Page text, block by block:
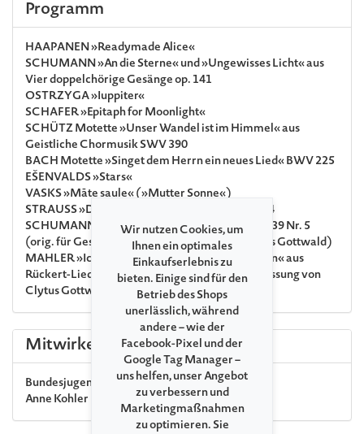
Programm
HAAPANEN»Readymade Alice«
SCHUMANN»An die Sterne« und »Ungewisses Licht« aus
Vier doppelchörige Gesänge op. 141
OSTRZYGA»Iuppiter«
SCHAFER»Epitaph for Moonlight«
SCHÜTZMotette »Unser Wandel ist im Himmel« aus
Geistliche Chormusik SWV 390
BACH Motette »Singet dem Herrn ein neues Lied« BWV 225
EŠENVALDS»Stars«
VASKS»Māte saule« (»Mutter Sonne«)
STRAUSS»Der Abend« aus Zwei Gesänge op. 34
SCHUMANN
»Mondnacht« aus Liederkreis op. 39 Nr. 5
(orig. für Gesang und Klavier, Fassung von Clytus Gottwald)
MAHLER»Ich bin der Welt abhanden gekommen« aus
Rückert-Lieder (orig. für Gesang und Klavier, Fassung von
Clytus Gottwald)
Mitwirkende
Bundesjugendchor
Anne Kohler
Wir nutzen Cookies, um
Ihnen ein optimales
Einkaufserlebnis zu
bieten. Einige sind für den
Betrieb des Shops
unerlässlich, während
andere – wie der
Facebook-Pixel und der
Google Tag Manager –
uns helfen, unser Angebot
zu verbessern und
Marketingmaßnahmen
zu optimieren. Sie